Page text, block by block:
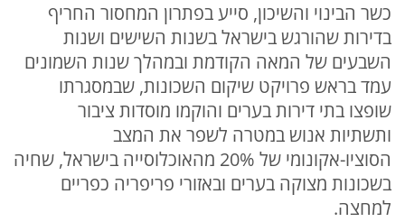
כשר הבינוי והשיכון, סייע בפתרון המחסור החריף
בדירות שהורגש בישראל בשנות השישים ושנות
השבעים של המאה הקודמת ובמהלך שנות השמונים
עמד בראש פרויקט שיקום השכונות, שבמסגרתו
שופצו בתי דירות בערים והוקמו מוסדות ציבור
ותשתיות אנוש במטרה לשפר את המצב
הסוציו-אקונומי של 20% מהאוכלוסייה בישראל, שחיה
בשכונות מצוקה בערים ובאזורי פריפריה כפריים
למחצה.